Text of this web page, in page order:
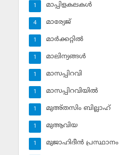
മാപ്പിളകലകള്‍
1
മാര്യേജ്
4
മാര്‍ക്കറ്റില്‍
1
മാലിന്യങ്ങള്‍
1
മാസപ്പിറവി
1
മാസപ്പിറവിയില്‍
1
മുഅ്തസിം ബില്ലാഹ്
1
മുആവിയ
1
മുജാഹിദീന്‍ പ്രസ്ഥാനം
1